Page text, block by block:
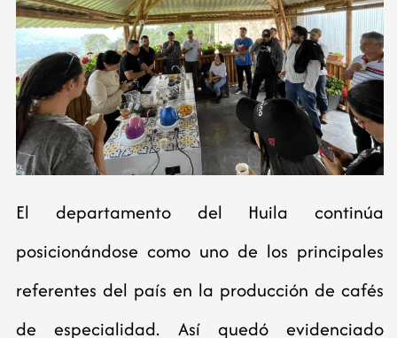
El departamento del Huila continúa
posicionándose como uno de los principales
referentes del país en la producción de cafés
de especialidad. Así quedó evidenciado